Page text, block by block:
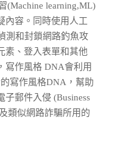
(Machine learning,ML)
內容。同時使用人工
測和封鎖網路釣魚攻
素、登入表單和其他
寫作風格 DNA會利用
寫作風格DNA，幫助
郵件入侵 (Business
類似網路詐騙所用的